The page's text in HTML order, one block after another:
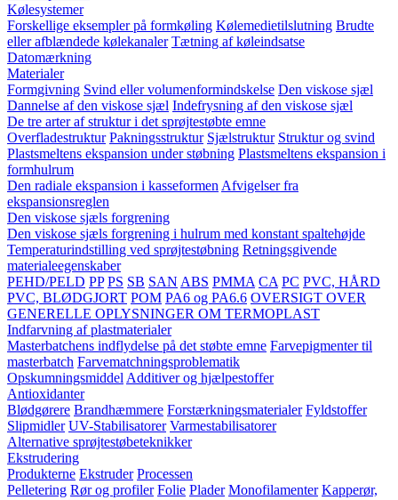
Kølesystemer
Forskellige eksempler på formkøling Kølemedietilslutning Brudte
eller afblændede kølekanaler Tætning af køleindsatse
Datomærkning
Materialer
Formgivning Svind eller volumenformindskelse Den viskose sjæl
Dannelse af den viskose sjæl Indefrysning af den viskose sjæl
De tre arter af struktur i det sprøjtestøbte emne
Overfladestruktur Pakningsstruktur Sjælstruktur Struktur og svind
Plastsmeltens ekspansion under støbning Plastsmeltens ekspansion i
formhulrum
Den radiale ekspansion i kasseformen Afvigelser fra
ekspansionsreglen
Den viskose sjæls forgrening
Den viskose sjæls forgrening i hulrum med konstant spaltehøjde
Temperaturindstilling ved sprøjtestøbning Retningsgivende
materialeegenskaber
PEHD/PELD PP PS SB SAN ABS PMMA CA PC PVC, HÅRD
PVC, BLØDGJORT POM PA6 og PA6.6 OVERSIGT OVER
GENERELLE OPLYSNINGER OM TERMOPLAST
Indfarvning af plastmaterialer
Masterbatchens indflydelse på det støbte emne Farvepigmenter til
masterbatch Farvematchningsproblematik
Opskumningsmiddel Additiver og hjælpestoffer
Antioxidanter
Blødgørere Brandhæmmere Forstærkningsmaterialer Fyldstoffer
Slipmidler UV-Stabilisatorer Varmestabilisatorer
Alternative sprøjtestøbeteknikker
Ekstrudering
Produkterne Ekstruder Processen
Pelletering Rør og profiler Folie Plader Monofilamenter Kapperør,